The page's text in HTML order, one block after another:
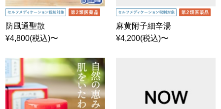
防風通聖散
¥4,800(税込)〜
麻黄附子細辛湯
¥4,200(税込)〜